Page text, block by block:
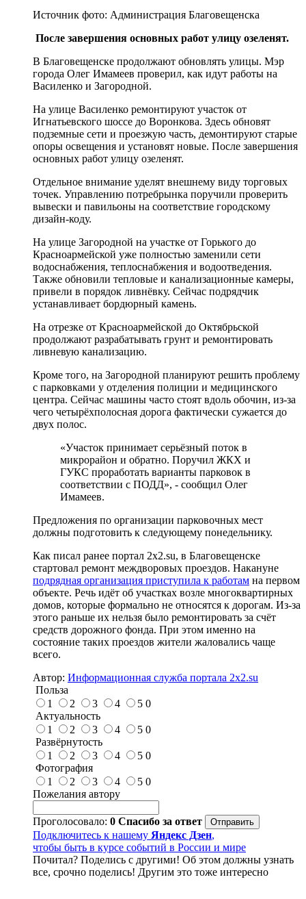
Источник фото: Администрация Благовещенска
После завершения основных работ улицу озеленят.
В Благовещенске продолжают обновлять улицы. Мэр
города Олег Имамеев проверил, как идут работы на
Василенко и Загородной.
На улице Василенко ремонтируют участок от
Игнатьевского шоссе до Воронкова. Здесь обновят
подземные сети и проезжую часть, демонтируют старые
опоры освещения и установят новые. После завершения
основных работ улицу озеленят.
Отдельное внимание уделят внешнему виду торговых
точек. Управлению потребрынка поручили проверить
вывески и павильоны на соответствие городскому
дизайн-коду.
На улице Загородной на участке от Горького до
Красноармейской уже полностью заменили сети
водоснабжения, теплоснабжения и водоотведения.
Также обновили тепловые и канализационные камеры,
привели в порядок ливнёвку. Сейчас подрядчик
устанавливает бордюрный камень.
На отрезке от Красноармейской до Октябрьской
продолжают разрабатывать грунт и ремонтировать
ливневую канализацию.
Кроме того, на Загородной планируют решить проблему
с парковками у отделения полиции и медицинского
центра. Сейчас машины часто стоят вдоль обочин, из-за
чего четырёхполосная дорога фактически сужается до
двух полос.
«Участок принимает серьёзный поток в
микрорайон и обратно. Поручил ЖКХ и
ГУКС проработать варианты парковок в
соответствии с ПОДД», - сообщил Олег
Имамеев.
Предложения по организации парковочных мест
должны подготовить к следующему понедельнику.
Как писал ранее портал 2х2.su, в Благовещенске
стартовал ремонт междворовых проездов. Накануне
подрядная организация приступила к работам на первом
объекте. Речь идёт об участках возле многоквартирных
домов, которые формально не относятся к дорогам. Из-за
этого раньше их нельзя было ремонтировать за счёт
средств дорожного фонда. При этом именно на
состояние таких проездов жители жаловались чаще
всего.
Автор: Информационная служба портала 2x2.su
Польза
1
2 3 4 5 0
Актуальность
1
2 3 4 5 0
Развёрнутость
1
2 3 4 5 0
Фотография
1
2 3 4 5 0
Пожелания автору
Проголосовало: 0 Спасибо за ответ
Подключитесь к нашему Яндекс Дзен,
чтобы быть в курсе событий в России и мире
Почитал? Поделись с другими! Об этом должны узнать
все, срочно поделись! Другим это тоже интересно